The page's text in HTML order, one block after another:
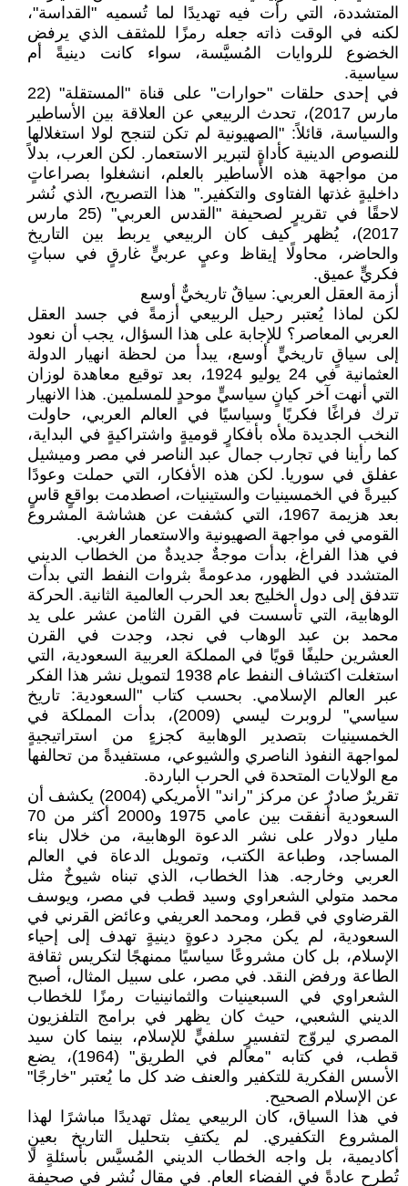
المتشددة، التي رأت فيه تهديدًا لما تُسميه "القداسة"،
لكنه في الوقت ذاته جعله رمزًا للمثقف الذي يرفض
الخضوع للروايات المُسيَّسة، سواء كانت دينيةً أم
سياسية.
في إحدى حلقات "حوارات" على قناة "المستقلة" (22
مارس 2017)، تحدث الربيعي عن العلاقة بين الأساطير
والسياسة، قائلاً: "الصهيونية لم تكن لتنجح لولا استغلالها
للنصوص الدينية كأداةٍ لتبرير الاستعمار. لكن العرب، بدلاً
من مواجهة هذه الأساطير بالعلم، انشغلوا بصراعاتٍ
داخليةٍ غذتها الفتاوى والتكفير." هذا التصريح، الذي نُشر
لاحقًا في تقريرٍ لصحيفة "القدس العربي" (25 مارس
2017)، يُظهر كيف كان الربيعي يربط بين التاريخ
والحاضر، محاولًا إيقاظ وعيٍ عربيٍّ غارقٍ في سباتٍ
فكريٍّ عميق.
أزمة العقل العربي: سياقٌ تاريخيٌّ أوسع
لكن لماذا يُعتبر رحيل الربيعي أزمةً في جسد العقل
العربي المعاصر؟ للإجابة على هذا السؤال، يجب أن نعود
إلى سياقٍ تاريخيٍّ أوسع، يبدأ من لحظة انهيار الدولة
العثمانية في 24 يوليو 1924، بعد توقيع معاهدة لوزان
التي أنهت آخر كيانٍ سياسيٍّ موحدٍ للمسلمين. هذا الانهيار
ترك فراغًا فكريًا وسياسيًا في العالم العربي، حاولت
النخب الجديدة ملأه بأفكارٍ قوميةٍ واشتراكيةٍ في البداية،
كما رأينا في تجارب جمال عبد الناصر في مصر وميشيل
عفلق في سوريا. لكن هذه الأفكار، التي حملت وعودًا
كبيرةً في الخمسينيات والستينيات، اصطدمت بواقعٍ قاسٍ
بعد هزيمة 1967، التي كشفت عن هشاشة المشروع
القومي في مواجهة الصهيونية والاستعمار الغربي.
في هذا الفراغ، بدأت موجةٌ جديدةٌ من الخطاب الديني
المتشدد في الظهور، مدعومةً بثروات النفط التي بدأت
تتدفق إلى دول الخليج بعد الحرب العالمية الثانية. الحركة
الوهابية، التي تأسست في القرن الثامن عشر على يد
محمد بن عبد الوهاب في نجد، وجدت في القرن
العشرين حليفًا قويًا في المملكة العربية السعودية، التي
استغلت اكتشاف النفط عام 1938 لتمويل نشر هذا الفكر
عبر العالم الإسلامي. بحسب كتاب "السعودية: تاريخ
سياسي" لروبرت ليسي (2009)، بدأت المملكة في
الخمسينيات بتصدير الوهابية كجزءٍ من استراتيجيةٍ
لمواجهة النفوذ الناصري والشيوعي، مستفيدةً من تحالفها
مع الولايات المتحدة في الحرب الباردة.
تقريرٌ صادرٌ عن مركز "راند" الأمريكي (2004) يكشف أن
السعودية أنفقت بين عامي 1975 و2000 أكثر من 70
مليار دولار على نشر الدعوة الوهابية، من خلال بناء
المساجد، وطباعة الكتب، وتمويل الدعاة في العالم
العربي وخارجه. هذا الخطاب، الذي تبناه شيوخٌ مثل
محمد متولي الشعراوي وسيد قطب في مصر، ويوسف
القرضاوي في قطر، ومحمد العريفي وعائض القرني في
السعودية، لم يكن مجرد دعوةٍ دينيةٍ تهدف إلى إحياء
الإسلام، بل كان مشروعًا سياسيًا ممنهجًا لتكريس ثقافة
الطاعة ورفض النقد. في مصر، على سبيل المثال، أصبح
الشعراوي في السبعينيات والثمانينيات رمزًا للخطاب
الديني الشعبي، حيث كان يظهر في برامج التلفزيون
المصري ليروّج لتفسيرٍ سلفيٍّ للإسلام، بينما كان سيد
قطب، في كتابه "معالم في الطريق" (1964)، يضع
الأسس الفكرية للتكفير والعنف ضد كل ما يُعتبر "خارجًا"
عن الإسلام الصحيح.
في هذا السياق، كان الربيعي يمثل تهديدًا مباشرًا لهذا
المشروع التكفيري. لم يكتفِ بتحليل التاريخ بعينٍ
أكاديمية، بل واجه الخطاب الديني المُسيَّس بأسئلةٍ لا
تُطرح عادةً في الفضاء العام. في مقالٍ نُشر في صحيفة